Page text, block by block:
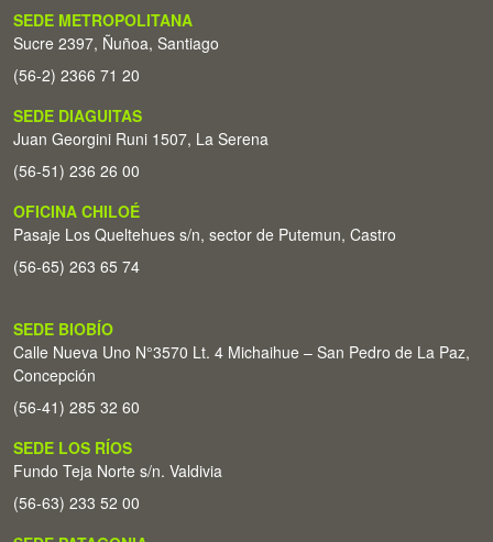
SEDE METROPOLITANA
Sucre 2397, Ñuñoa, Santiago
(56-2) 2366 71 20
SEDE DIAGUITAS
Juan Georgini Runi 1507, La Serena
(56-51) 236 26 00
OFICINA CHILOÉ
Pasaje Los Queltehues s/n, sector de Putemun, Castro
(56-65) 263 65 74
SEDE BIOBÍO
Calle Nueva Uno N°3570 Lt. 4 Michaihue – San Pedro de La Paz,
Concepción
(56-41) 285 32 60
SEDE LOS RÍOS
Fundo Teja Norte s/n. Valdivia
(56-63) 233 52 00